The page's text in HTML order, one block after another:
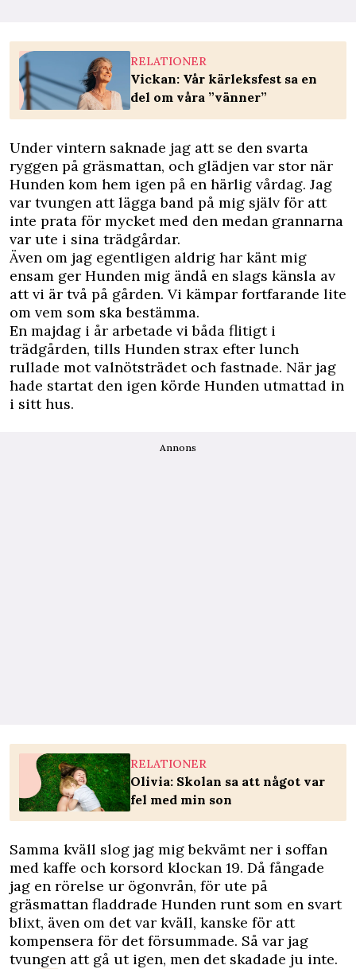
RELATIONER
Vickan: Vår kärleksfest sa en
del om våra ”vänner”
Under vintern saknade jag att se den svarta
ryggen på gräsmattan, och glädjen var stor när
Hunden kom hem igen på en härlig vårdag. Jag
var tvungen att lägga band på mig själv för att
inte prata för mycket med den medan grannarna
var ute i sina trädgårdar.
Även om jag egentligen aldrig har känt mig
ensam ger Hunden mig ändå en slags känsla av
att vi är två på gården. Vi kämpar fortfarande lite
om vem som ska bestämma.
En majdag i år arbetade vi båda flitigt i
trädgården, tills Hunden strax efter lunch
rullade mot valnötsträdet och fastnade. När jag
hade startat den igen körde Hunden utmattad in
i sitt hus.
Annons
RELATIONER
Olivia: Skolan sa att något var
fel med min son
Samma kväll slog jag mig bekvämt ner i soffan
med kaffe och korsord klockan 19. Då fångade
jag en rörelse ur ögonvrån, för ute på
gräsmattan fladdrade Hunden runt som en svart
blixt, även om det var kväll, kanske för att
kompensera för det försummade. Så var jag
tvungen att gå ut igen, men det skadade ju inte.